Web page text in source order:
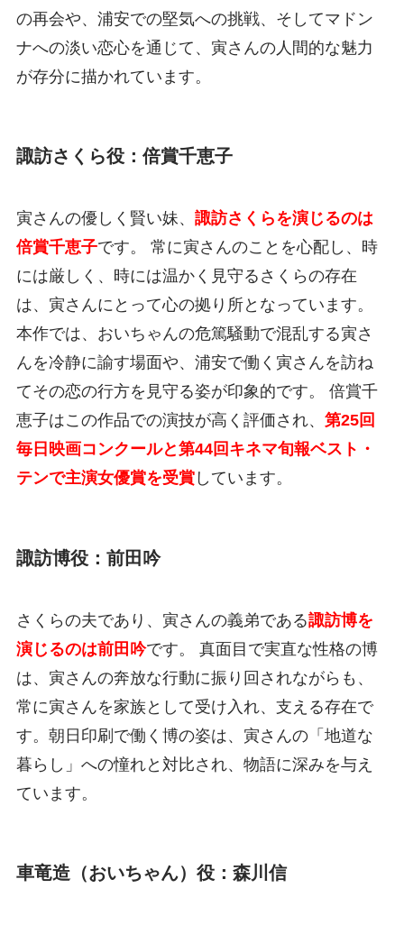
の再会や、浦安での堅気への挑戦、そしてマドン
ナへの淡い恋心を通じて、寅さんの人間的な魅力
が存分に描かれています。
諏訪さくら役：倍賞千恵子
寅さんの優しく賢い妹、 諏訪さくらを演じるのは
倍賞千恵子です。 常に寅さんのことを心配し、時
には厳しく、時には温かく見守るさくらの存在
は、寅さんにとって心の拠り所となっています。
本作では、おいちゃんの危篤騒動で混乱する寅さ
んを冷静に諭す場面や、浦安で働く寅さんを訪ね
てその恋の行方を見守る姿が印象的です。 倍賞千
恵子はこの作品での演技が高く評価され、 第25回
毎日映画コンクールと第44回キネマ旬報ベスト・
テンで主演女優賞を受賞しています。
諏訪博役：前田吟
さくらの夫であり、寅さんの義弟である諏訪博を
演じるのは前田吟です。 真面目で実直な性格の博
は、寅さんの奔放な行動に振り回されながらも、
常に寅さんを家族として受け入れ、支える存在で
す。朝日印刷で働く博の姿は、寅さんの「地道な
暮らし」への憧れと対比され、物語に深みを与え
ています。
車竜造（おいちゃん）役：森川信